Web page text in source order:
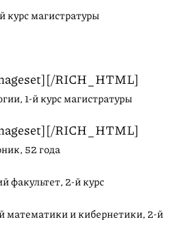
курс магистратуры
RICH_HTML]
1-й курс магистратуры
RICH_HTML]
52 года
факультет, 2-й курс
математики и кибернетики, 2-й